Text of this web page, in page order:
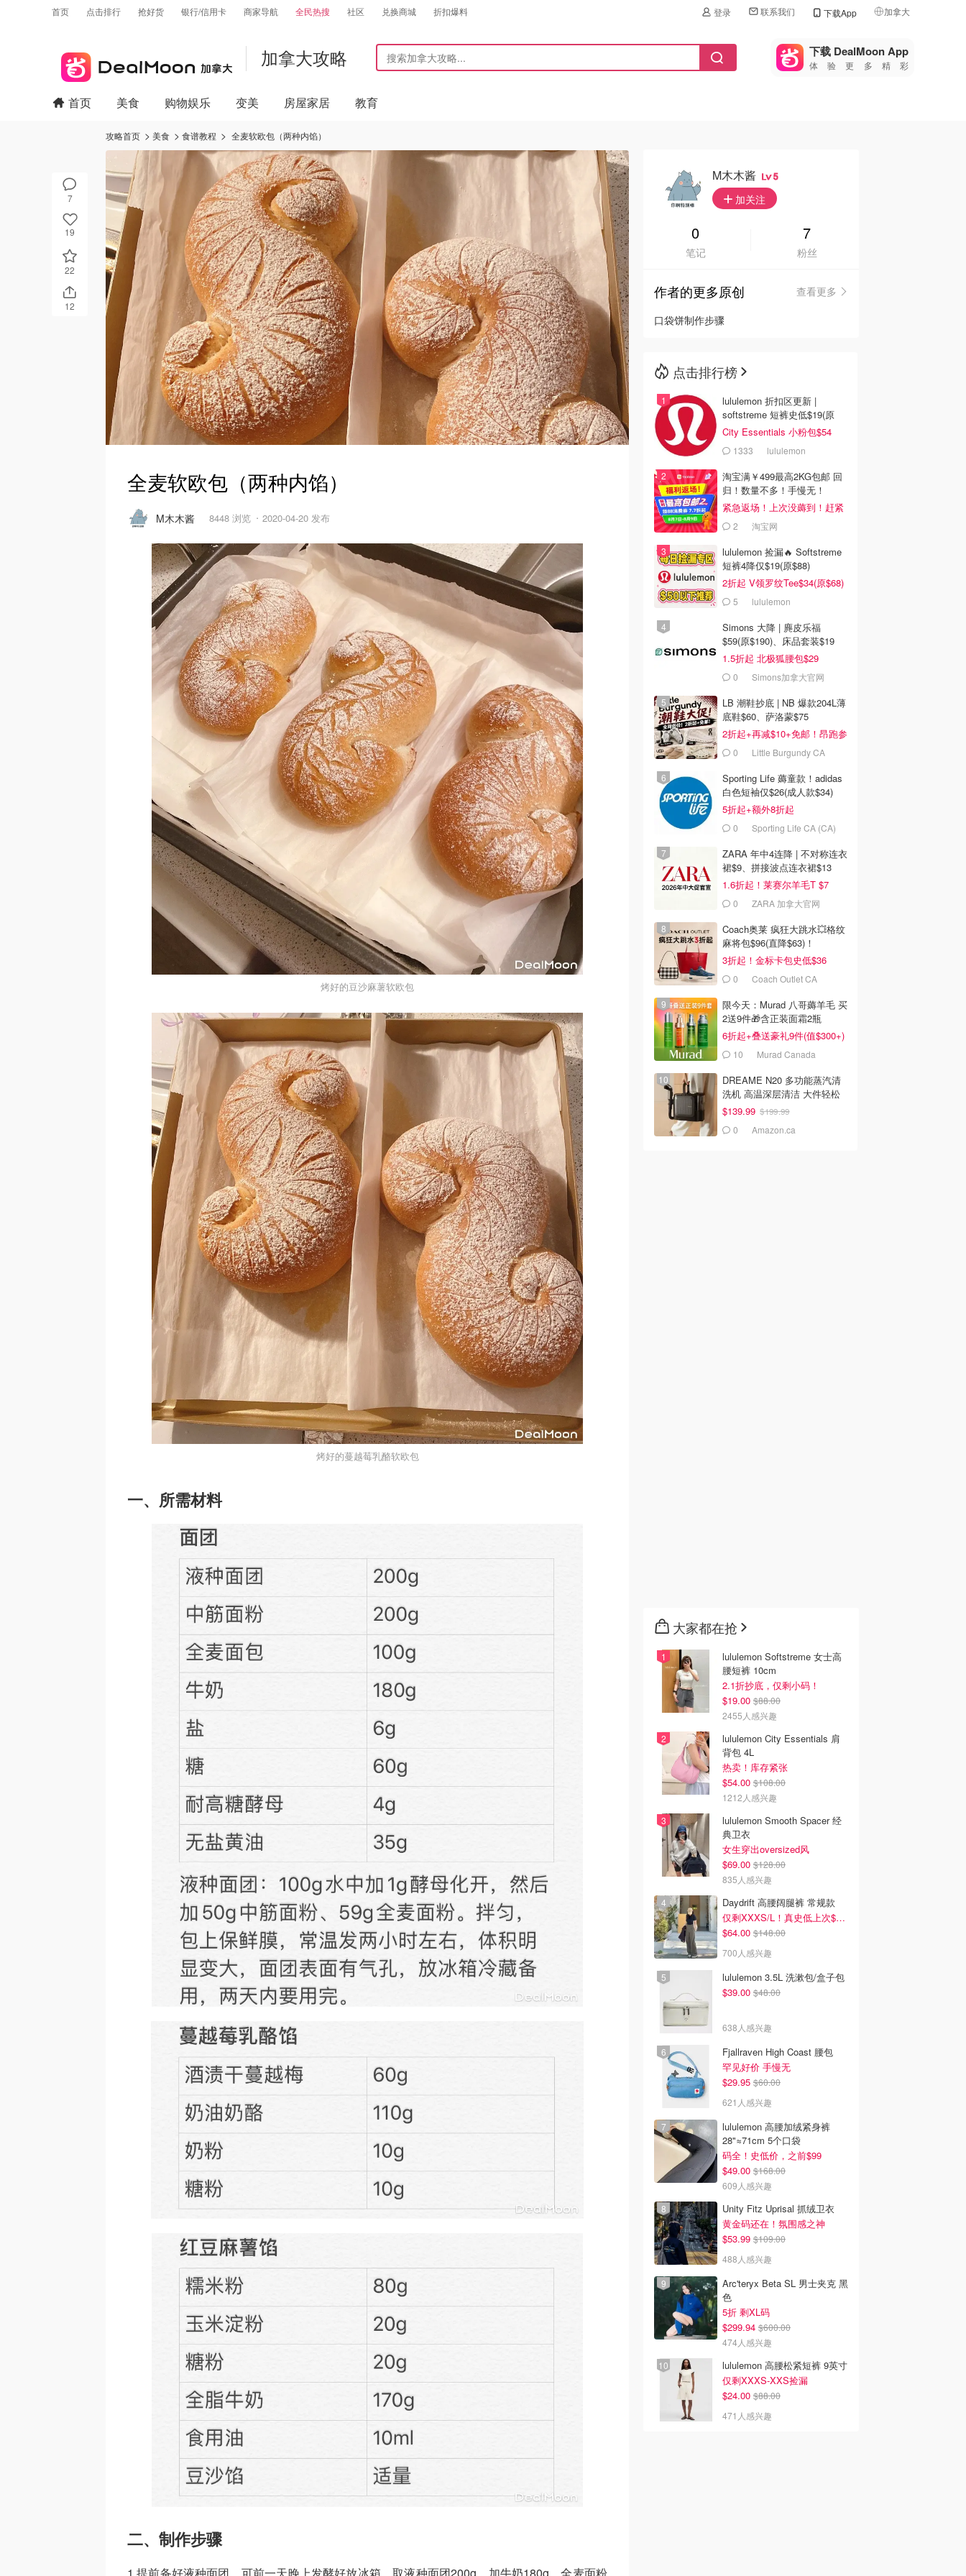
首页 点击排行 抢好货 银行/信用卡 商家导航 全民热搜 社区 兑换商城 折扣爆料 登录 联系我们 下载App 加拿大
🇺🇸
美国
🇨🇳中国
🇮🇹
🇦🇺
🇳🇿新西兰
加拿大攻略 下载 DealMoon App
体验更多精彩
7
19
22
12
首页 美食 购物娱乐 变美 房屋家居 教育
攻略首页 美食 食谱教程 全麦软欧包（两种内馅）
全麦软欧包（两种内馅）
M木木酱 8448 浏览 2020-04-20 发布
烤好的豆沙麻薯软欧包
烤好的蔓越莓乳酪软欧包
一、所需材料
二、制作步骤
M木木酱 5
加关注
0
笔记
7
粉丝
作者的更多原创
查看更多
口袋饼制作步骤
点击排行榜
lululemon 折扣区更新 |
softstreme 短裤史低$19(原
$88)
City Essentials 小粉包$54
1333 lululemon
淘宝满￥499最高2KG包邮 回
归！数量不多！手慢无！
紧急返场！上次没薅到！赶紧
冲 2 淘宝网
lululemon 捡漏🔥 Softstreme
短裤4降仅$19(原$88)
2折起 V领罗纹Tee$34(原$68)
5 lululemon
Simons 大降 | 麂皮乐福
$59(原$190)、床品套装$19
1.5折起 北极狐腰包$29
0 Simons加拿大官网
LB 潮鞋抄底 | NB 爆款204L薄
底鞋$60、萨洛蒙$75
2折起+再减$10+免邮！昂跑参
加 0
Little Burgundy CA
Sporting Life 薅童款！adidas
白色短袖仅$26(成人款$34)
5折起+额外8折起
0 Sporting Life CA (CA)
ZARA 年中4连降 | 不对称连衣
裙$9、拼接波点连衣裙$13
1.6折起！莱赛尔羊毛T $7
0 ZARA 加拿大官网
Coach奥莱 疯狂大跳水💥格纹
麻将包$96(直降$63)！
3折起！金标卡包史低$36
0 Coach Outlet CA
限今天：Murad 八哥薅羊毛 买
2送9件🎁含正装面霜2瓶
6折起+叠送豪礼9件(值$300+)
10 Murad Canada
DREAME N20 多功能蒸汽清
洗机 高温深层清洁 大件轻松
焕新
$139.99 $199.99
0 Amazon.ca
大家都在抢
lululemon Softstreme 女士高
腰短裤 10cm
2.1折抄底，仅剩小码！
$19.00 $88.00
2455人感兴趣
lululemon City Essentials 肩
背包 4L
热卖！库存紧张
$54.00 $108.00
1212人感兴趣
lululemon Smooth Spacer 经
典卫衣
女生穿出oversized风
$69.00 $128.00
835人感兴趣
Daydrift 高腰阔腿裤 常规款
仅剩XXXS/L！真史低上次$114
$64.00 $148.00
700人感兴趣
lululemon 3.5L 洗漱包/盒子包
$39.00 $48.00
638人感兴趣
Fjallraven High Coast 腰包
罕见好价 手慢无
$29.95 $60.00
621人感兴趣
lululemon 高腰加绒紧身裤
28"≈71cm 5个口袋
码全！史低价，之前$99
$49.00 $168.00
609人感兴趣
Unity Fitz Uprisal 抓绒卫衣
黄金码还在！氛围感之神
$53.99 $109.00
488人感兴趣
Arc'teryx Beta SL 男士夹克 黑
色
5折 剩XL码
$299.94 $600.00
474人感兴趣
lululemon 高腰松紧短裤 9英寸
仅剩XXXS-XXS捡漏
$24.00 $88.00
471人感兴趣